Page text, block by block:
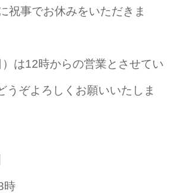
祝事でお休みをいただきま
は12時からの営業とさせてい
うぞよろしくお願いいたしま
時